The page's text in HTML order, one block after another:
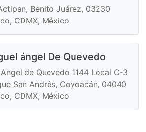
Benito Juárez, 03230
CDMX, México
ángel De Quevedo
de Quevedo 1144 Local C-3
San Andrés, Coyoacán, 04040
CDMX, México